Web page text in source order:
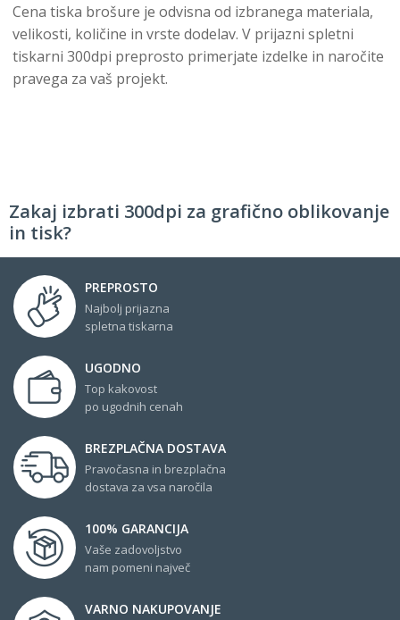
Cena tiska brošure je odvisna od izbranega materiala,
velikosti, količine in vrste dodelav. V prijazni spletni
tiskarni 300dpi preprosto primerjate izdelke in naročite
pravega za vaš projekt.
Zakaj izbrati 300dpi za grafično oblikovanje
in tisk?
PREPROSTO
Najbolj prijazna
spletna tiskarna
UGODNO
Top kakovost
po ugodnih cenah
BREZPLAČNA DOSTAVA
Pravočasna in brezplačna
dostava za vsa naročila
100% GARANCIJA
Vaše zadovoljstvo
nam pomeni največ
VARNO NAKUPOVANJE